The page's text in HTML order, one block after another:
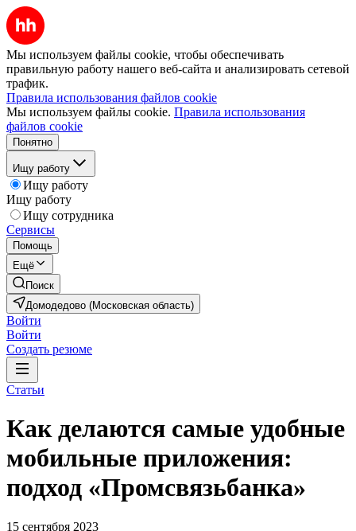
Мы используем файлы cookie, чтобы обеспечивать
правильную работу нашего веб-сайта и анализировать сетевой
трафик.
Правила использования файлов cookie
Мы используем файлы cookie. Правила использования
файлов cookie
Понятно
Ищу работу
Ищу работу
Ищу работу
Ищу сотрудника
Сервисы
Помощь
Ещё
Поиск
Домодедово (Московская область)
Войти
Войти
Создать резюме
Статьи
Как делаются самые удобные
мобильные приложения:
подход «Промсвязьбанка»
15 сентября 2023